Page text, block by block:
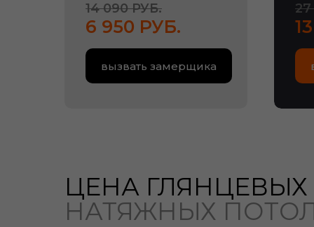
6 950 РУБ.
14 090 РУБ.
вызвать замерщика
ЦЕНА ГЛЯНЦЕВЫХ
НАТЯЖНЫХ